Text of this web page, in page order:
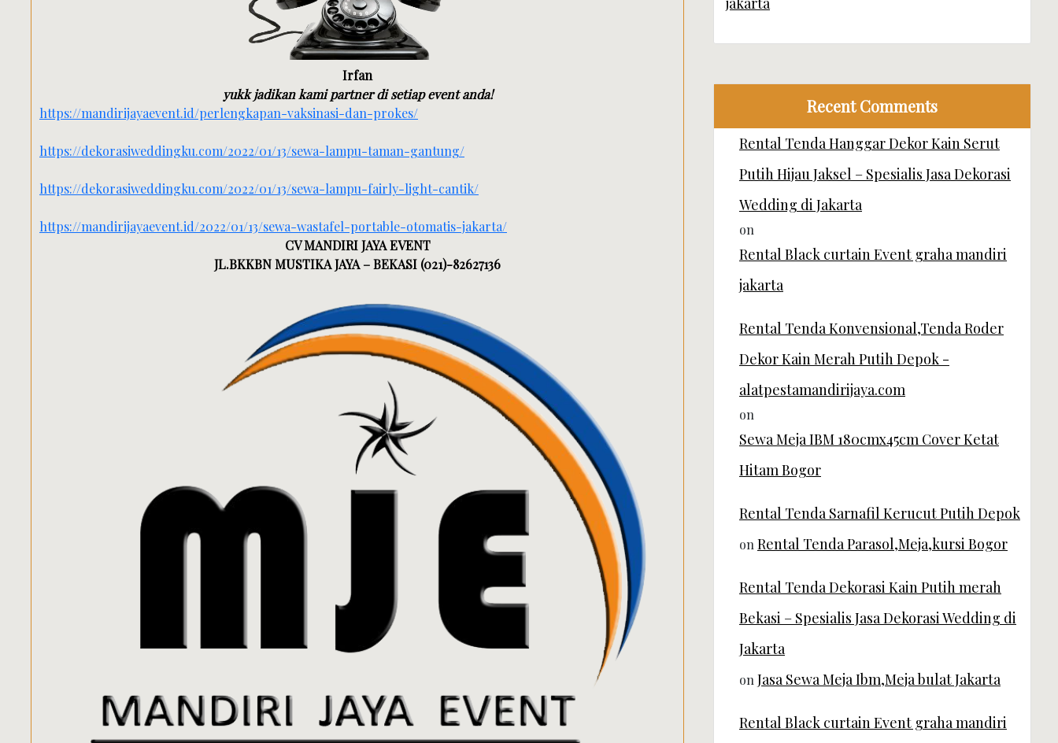
Irfan
yukk jadikan kami partner di setiap event anda!
https://mandirijayaevent.id/perlengkapan-vaksinasi-dan-prokes/
https://dekorasiweddingku.com/2022/01/13/sewa-lampu-taman-gantung/
https://dekorasiweddingku.com/2022/01/13/sewa-lampu-fairly-light-cantik/
https://mandirijayaevent.id/2022/01/13/sewa-wastafel-portable-otomatis-jakarta/
CV MANDIRI JAYA EVENT
JL.BKKBN MUSTIKA JAYA – BEKASI (021)-82627136
Recent Comments
Rental Tenda Hanggar Dekor Kain Serut
Putih Hijau Jaksel – Spesialis Jasa Dekorasi
Wedding di Jakarta
on
Rental Black curtain Event graha mandiri
jakarta
Rental Tenda Konvensional,Tenda Roder
Dekor Kain Merah Putih Depok -
alatpestamandirijaya.com
on
Sewa Meja IBM 180cmx45cm Cover Ketat
Hitam Bogor
Rental Tenda Sarnafil Kerucut Putih Depok
on Rental Tenda Parasol,Meja,kursi Bogor
Rental Tenda Dekorasi Kain Putih merah
Bekasi – Spesialis Jasa Dekorasi Wedding di
Jakarta
on Jasa Sewa Meja Ibm,Meja bulat Jakarta
Rental Black curtain Event graha mandiri